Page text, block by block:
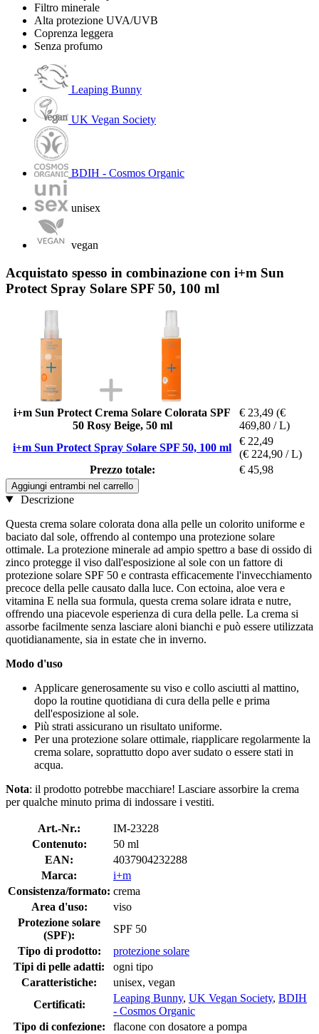
Filtro minerale
Alta protezione UVA/UVB
Coprenza leggera
Senza profumo
Leaping Bunny
UK Vegan Society
BDIH - Cosmos Organic
unisex
vegan
Acquistato spesso in combinazione con i+m Sun
Protect Spray Solare SPF 50, 100 ml
i+m Sun Protect Crema Solare Colorata SPF
50 Rosy Beige, 50 ml
€ 23,49 (€
469,80 / L)
i+m Sun Protect Spray Solare SPF 50, 100 ml
€ 22,49
(€ 224,90 / L)
Prezzo totale:
€ 45,98
Aggiungi entrambi nel carrello
Descrizione
Questa crema solare colorata dona alla pelle un colorito uniforme e
baciato dal sole, offrendo al contempo una protezione solare
ottimale. La protezione minerale ad ampio spettro a base di ossido di
zinco protegge il viso dall'esposizione al sole con un fattore di
protezione solare SPF 50 e contrasta efficacemente l'invecchiamento
precoce della pelle causato dalla luce. Con ectoina, aloe vera e
vitamina E nella sua formula, questa crema solare idrata e nutre,
offrendo una piacevole esperienza di cura della pelle. La crema si
assorbe facilmente senza lasciare aloni bianchi e può essere utilizzata
quotidianamente, sia in estate che in inverno.
Modo d'uso
Applicare generosamente su viso e collo asciutti al mattino,
dopo la routine quotidiana di cura della pelle e prima
dell'esposizione al sole.
Più strati assicurano un risultato uniforme.
Per una protezione solare ottimale, riapplicare regolarmente la
crema solare, soprattutto dopo aver sudato o essere stati in
acqua.
Nota: il prodotto potrebbe macchiare! Lasciare assorbire la crema
per qualche minuto prima di indossare i vestiti.
Art.-Nr.:
IM-23228
Contenuto:
50 ml
EAN:
4037904232288
Marca:
i+m
Consistenza/formato: crema
Area d'uso:
viso
Protezione solare
(SPF):
SPF 50
Tipo di prodotto:
protezione solare
Tipi di pelle adatti:
ogni tipo
Caratteristiche:
unisex, vegan
Certificati:
Leaping Bunny, UK Vegan Society, BDIH
- Cosmos Organic
Tipo di confezione:
flacone con dosatore a pompa